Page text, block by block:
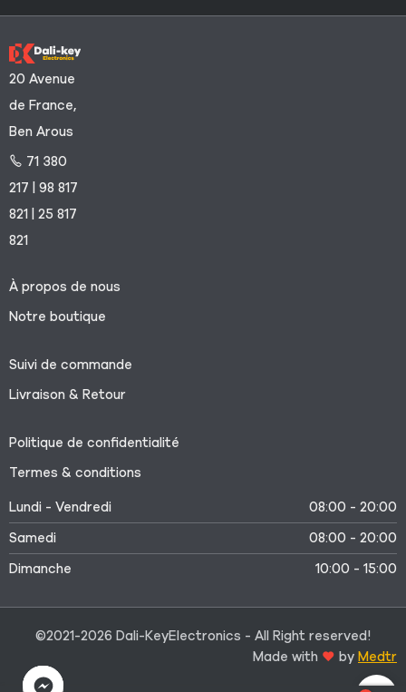
20 Avenue
de France,
Ben Arous
71 380
217 | 98 817
821 | 25 817
821
À propos de nous
Notre boutique
Suivi de commande
Livraison & Retour
Politique de confidentialité
Termes & conditions
Lundi - Vendredi
08:00 - 20:00
Samedi
08:00 - 20:00
Dimanche
10:00 - 15:00
©2021-2026 Dali-KeyElectronics - All Right reserved!
Made with
by Medtr